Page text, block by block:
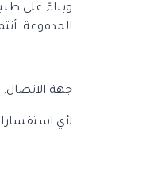
وبناءً على
المدفوعة.
جهة الاتصال:
لأي